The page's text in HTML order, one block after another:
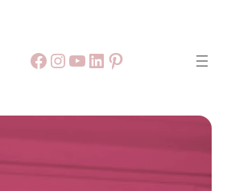
Facebook
559999LinkedIn
Pinterest